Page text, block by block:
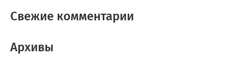
Свежие комментарии
Архивы